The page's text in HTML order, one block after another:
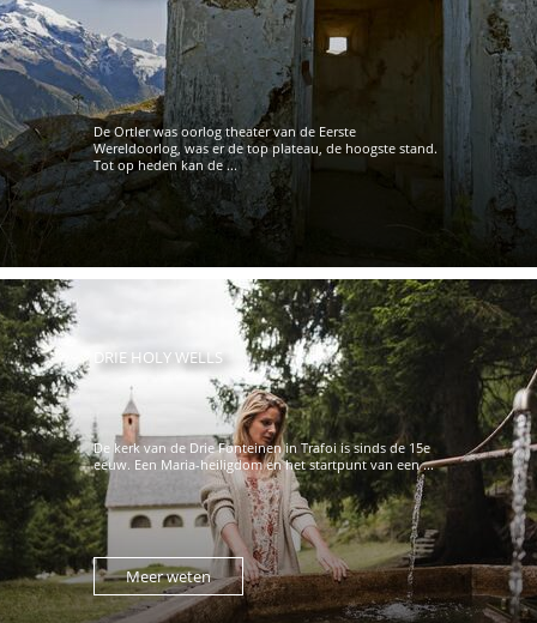
De Ortler was oorlog theater van de Eerste
Wereldoorlog, was er de top plateau, de hoogste stand.
Tot op heden kan de ...
DRIE HOLY WELLS
De kerk van de Drie Fonteinen in Trafoi is sinds de 15e
eeuw. Een Maria-heiligdom en het startpunt van een ...
Meer weten